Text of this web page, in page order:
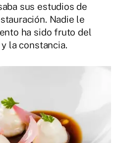
sus estudios de
Nadie le
ha sido fruto del
la constancia.